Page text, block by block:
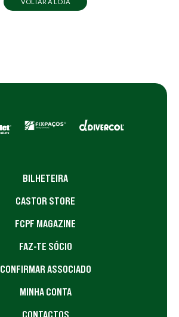
VOLTAR À LOJA
BILHETEIRA
CASTOR STORE
FCPF MAGAZINE
FAZ-TE SÓCIO
CONFIRMAR ASSOCIADO
MINHA CONTA
CONTACTOS